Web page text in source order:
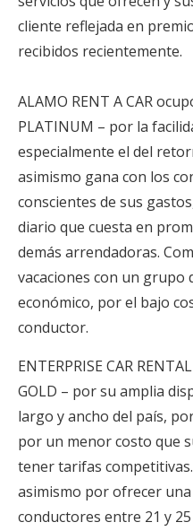
cliente reflejada en
recibidos recientemente.
ALAMO RENT A CAR
PLATINUM – por la
especialmente el del
asimismo gana con los
conscientes de sus
diario que cuesta en
demás arrendadoras.
vacaciones con un grupo
económico, por el bajo
conductor.
ENTERPRISE CAR
GOLD – por su amplia
largo y ancho del país,
por un menor costo que
tener tarifas
asimismo por ofrecer
conductores entre 21 y